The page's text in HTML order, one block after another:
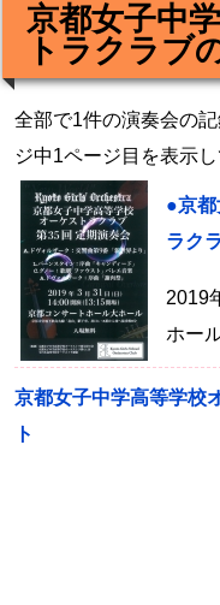
京都女子中
トラクラブ
全部で1件の演奏会の
ジ中1ページ目を表示し
●京都
ラク
2019
ホー
京都女子中学高等学校
ト